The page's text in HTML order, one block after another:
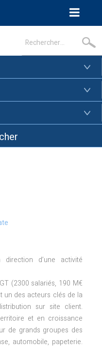
d’une activité
(2300 salariés, 190 M€
un des acteurs clés de la
sur site client.
et en croissance
de grands groupes des
automobile, papeterie.